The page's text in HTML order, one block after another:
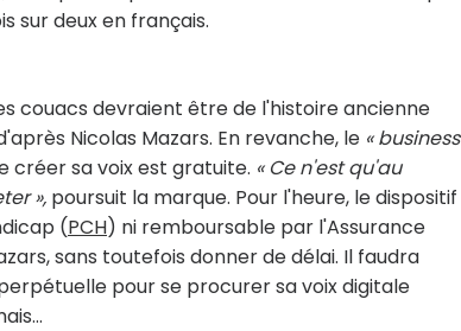
sur deux en français.
couacs devraient être de l'histoire ancienne
Nicolas Mazars. En revanche, le « business
sa voix est gratuite. « Ce n'est qu'au
», poursuit la marque. Pour l'heure, le dispositif
(PCH) ni remboursable par l'Assurance
sans toutefois donner de délai. Il faudra
pour se procurer sa voix digitale